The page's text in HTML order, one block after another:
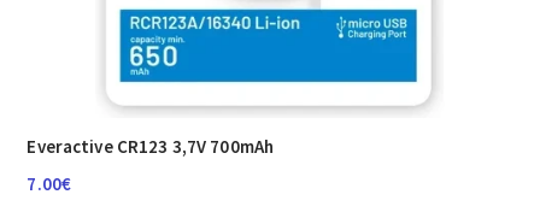
Everactive CR123 3,7V 700mAh
7.00€